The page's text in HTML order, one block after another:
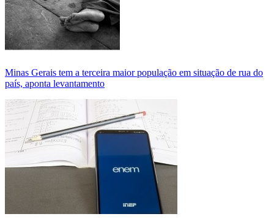
Minas Gerais tem a terceira maior população em situação de rua do
país, aponta levantamento